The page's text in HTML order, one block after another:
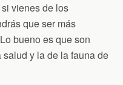
vienes de los
que ser más
bueno es que son
y la de la fauna de